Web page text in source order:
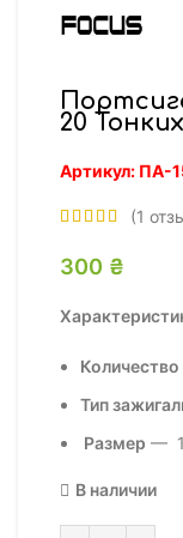
20
Артикул: ПА-
(1
300 ₴
Количество
Тип
Размер —
В наличии